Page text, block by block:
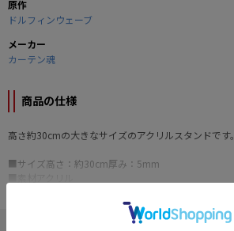
原作
ドルフィンウェーブ
メーカー
カーテン魂
商品の仕様
高さ約30cmの大きなサイズのアクリルスタンドです。
■サイズ高さ：約30cm厚み：5mm
" ドルフィンウェーブ "の他の商品